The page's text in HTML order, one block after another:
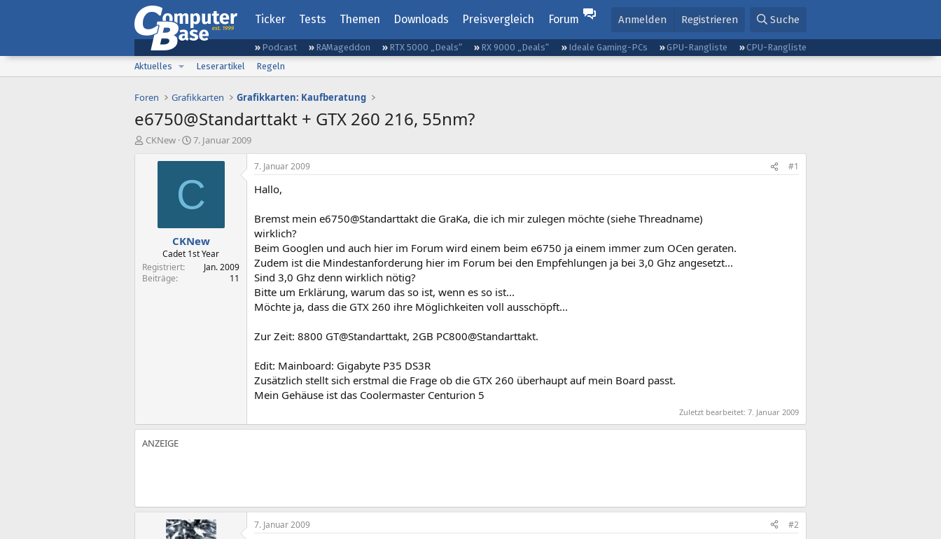
Ticker Tests Themen Downloads Preisvergleich Forum Anmelden Registrieren Suche
Podcast RAMageddon RTX 5000 „Deals“ RX 9000 „Deals“ Ideale Gaming-PCs GPU-Rangliste
CPU-Rangliste
Aktuelles
Leserartikel Regeln
Foren Grafikkarten Grafikkarten: Kaufberatung
e6750@Standarttakt + GTX 260 216, 55nm?
E
CKNew
E
s
t
t
a
m
7. Januar 2009
C
CKNew
Cadet 1st Year
Registriert
Jan. 2009
Beiträge
11
7. Januar 2009 #1
Hallo,
Bremst mein e6750@Standarttakt die GraKa, die ich mir zulegen möchte (siehe Threadname)
wirklich?
Beim Googlen und auch hier im Forum wird einem beim e6750 ja einem immer zum OCen geraten.
Zudem ist die Mindestanforderung hier im Forum bei den Empfehlungen ja bei 3,0 Ghz angesetzt...
Sind 3,0 Ghz denn wirklich nötig?
Bitte um Erklärung, warum das so ist, wenn es so ist...
Möchte ja, dass die GTX 260 ihre Möglichkeiten voll ausschöpft...
Zur Zeit: 8800 GT@Standarttakt, 2GB PC800@Standarttakt.
Edit: Mainboard: Gigabyte P35 DS3R
Zusätzlich stellt sich erstmal die Frage ob die GTX 260 überhaupt auf mein Board passt.
Mein Gehäuse ist das Coolermaster Centurion 5
Zuletzt bearbeitet: 7. Januar 2009
7. Januar 2009 #2